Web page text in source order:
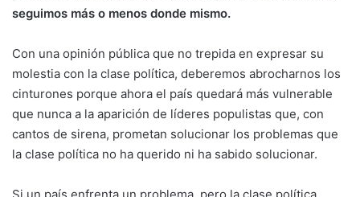
seguimos más o menos donde mismo.
Con una opinión pública que no trepida en expresar su
molestia con la clase política, deberemos abrocharnos los
cinturones porque ahora el país quedará más vulnerable
que nunca a la aparición de líderes populistas que, con
cantos de sirena, prometan solucionar los problemas que
la clase política no ha querido ni ha sabido solucionar.
Si un país enfrenta un problema, pero la clase política